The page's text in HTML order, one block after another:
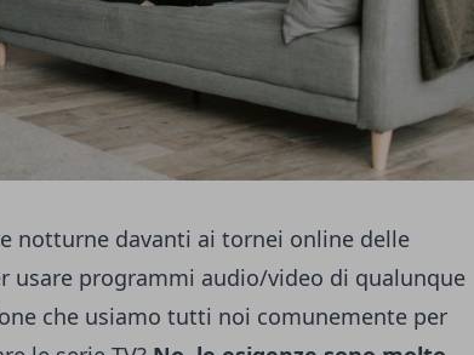
notturne davanti ai tornei online delle
usare programmi audio/video di qualunque
che usiamo tutti noi comunemente per